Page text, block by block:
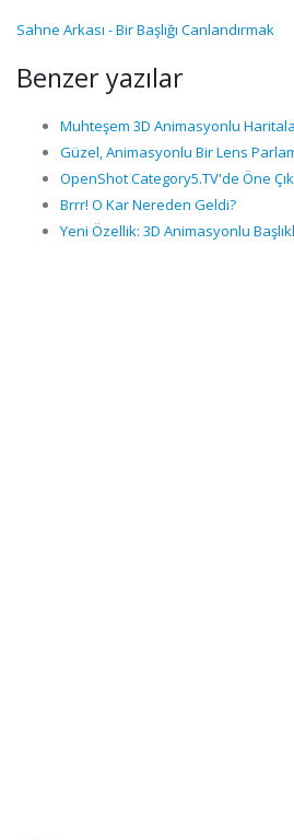
Sahne Arkası - Bir Başlığı Canlandırmak
Benzer yazılar
Muhteşem 3D Animasyonlu
Güzel, Animasyonlu Bir Lens
OpenShot Category5.TV'de Öne
Brrr! O Kar Nereden Geldi?
Yeni Özellik: 3D Animasyonlu